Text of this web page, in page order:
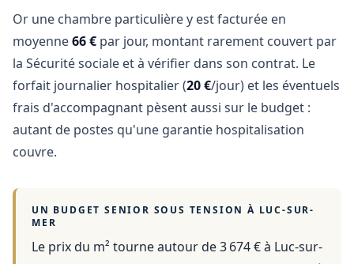
Or une chambre particulière y est facturée en
moyenne66 € par jour, montant rarement couvert par
la Sécurité sociale et à vérifier dans son contrat. Le
forfait journalier hospitalier (20 €/jour) et les éventuels
frais d'accompagnant pèsent aussi sur le budget :
autant de postes qu'une garantie hospitalisation
couvre.
UN BUDGET SENIOR SOUS TENSION À LUC-SUR-
MER
Le prix du m² tourne autour de 3 674 €à Luc-sur-